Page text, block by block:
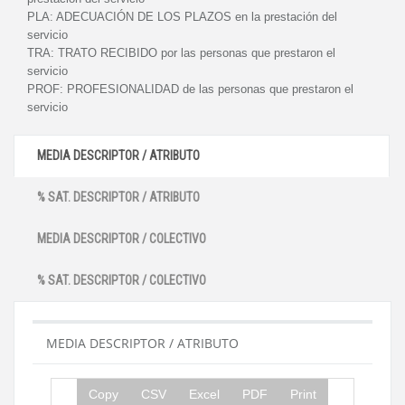
PLA: ADECUACIÓN DE LOS PLAZOS en la prestación del
servicio
TRA: TRATO RECIBIDO por las personas que prestaron el
servicio
PROF: PROFESIONALIDAD de las personas que prestaron el
servicio
MEDIA DESCRIPTOR / ATRIBUTO
% SAT. DESCRIPTOR / ATRIBUTO
MEDIA DESCRIPTOR / COLECTIVO
% SAT. DESCRIPTOR / COLECTIVO
MEDIA DESCRIPTOR / ATRIBUTO
Copy CSV Excel PDF Print